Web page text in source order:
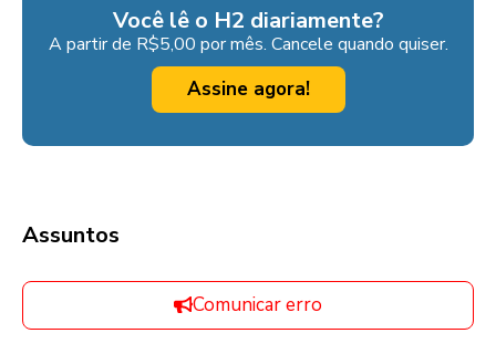
Você lê o H2 diariamente?
A partir de R$5,00 por mês. Cancele quando quiser.
Assine agora!
Assuntos
Comunicar erro